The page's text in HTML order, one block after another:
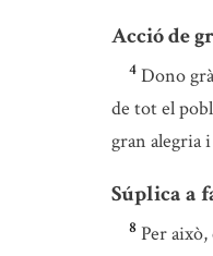
Acció de
4 Dono
de tot el
gran alegria
Súplica a
8 Per